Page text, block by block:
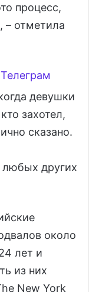
процесс,
– отметила
девушки
захотел,
сказано.
любых других
около
лет и
из них
New York